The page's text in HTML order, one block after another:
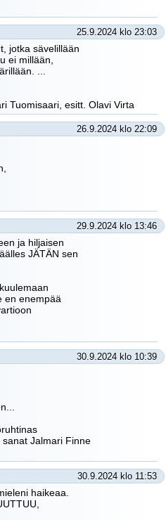
25.9.2024 klo 23:03
jotka sävelillään
ei millään,
...
Tuomisaari, esitt. Olavi Virta
26.9.2024 klo 22:09
29.9.2024 klo 13:46
ja hiljaisen
JÄTÄN sen
en enempää
30.9.2024 klo 10:39
Jalmari Finne
30.9.2024 klo 11:53
haikeaa.